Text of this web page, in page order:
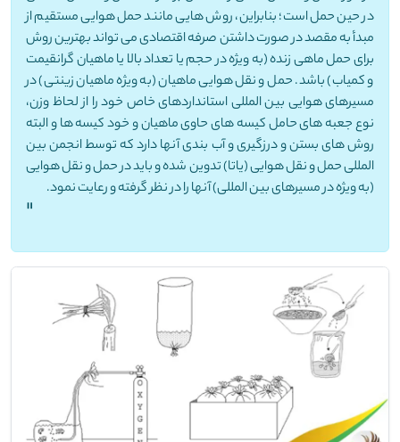
در حین حمل است؛ بنابراین، روش هایی مانند حمل هوایی مستقیم از
مبدأ به مقصد در صورت داشتن صرفه اقتصادی می تواند بهترین روش
برای حمل ماهی زنده (به ویژه در حجم یا تعداد بالا یا ماهیان گرانقیمت
و کمیاب) باشد. حمل و نقل هوایی ماهیان (به ویژه ماهیان زینتی) در
مسیرهای هوایی بین المللی استانداردهای خاص خود را از لحاظ وزن،
نوع جعبه های حامل کیسه های حاوی ماهیان و خود کیسه ها و البته
روش های بستن و درزگیری و آب بندی آنها دارد که توسط انجمن بین
المللی حمل و نقل هوایی (یاتا) تدوین شده و باید در حمل و نقل هوایی
(به ویژه در مسیرهای بین المللی) آنها را در نظر گرفته و رعایت نمود.
"